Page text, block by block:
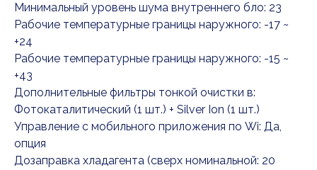
Минимальный уровень шума внутреннего бло: 23
Рабочие температурные границы наружного: -17 ~
+24
Рабочие температурные границы наружного: -15 ~
+43
Дополнительные фильтры тонкой очистки в:
Фотокаталитический (1 шт.) + Silver Ion (1 шт.)
Управление c мобильного приложения по Wi: Да,
опция
Дозаправка хладагента (сверх номинальной: 20